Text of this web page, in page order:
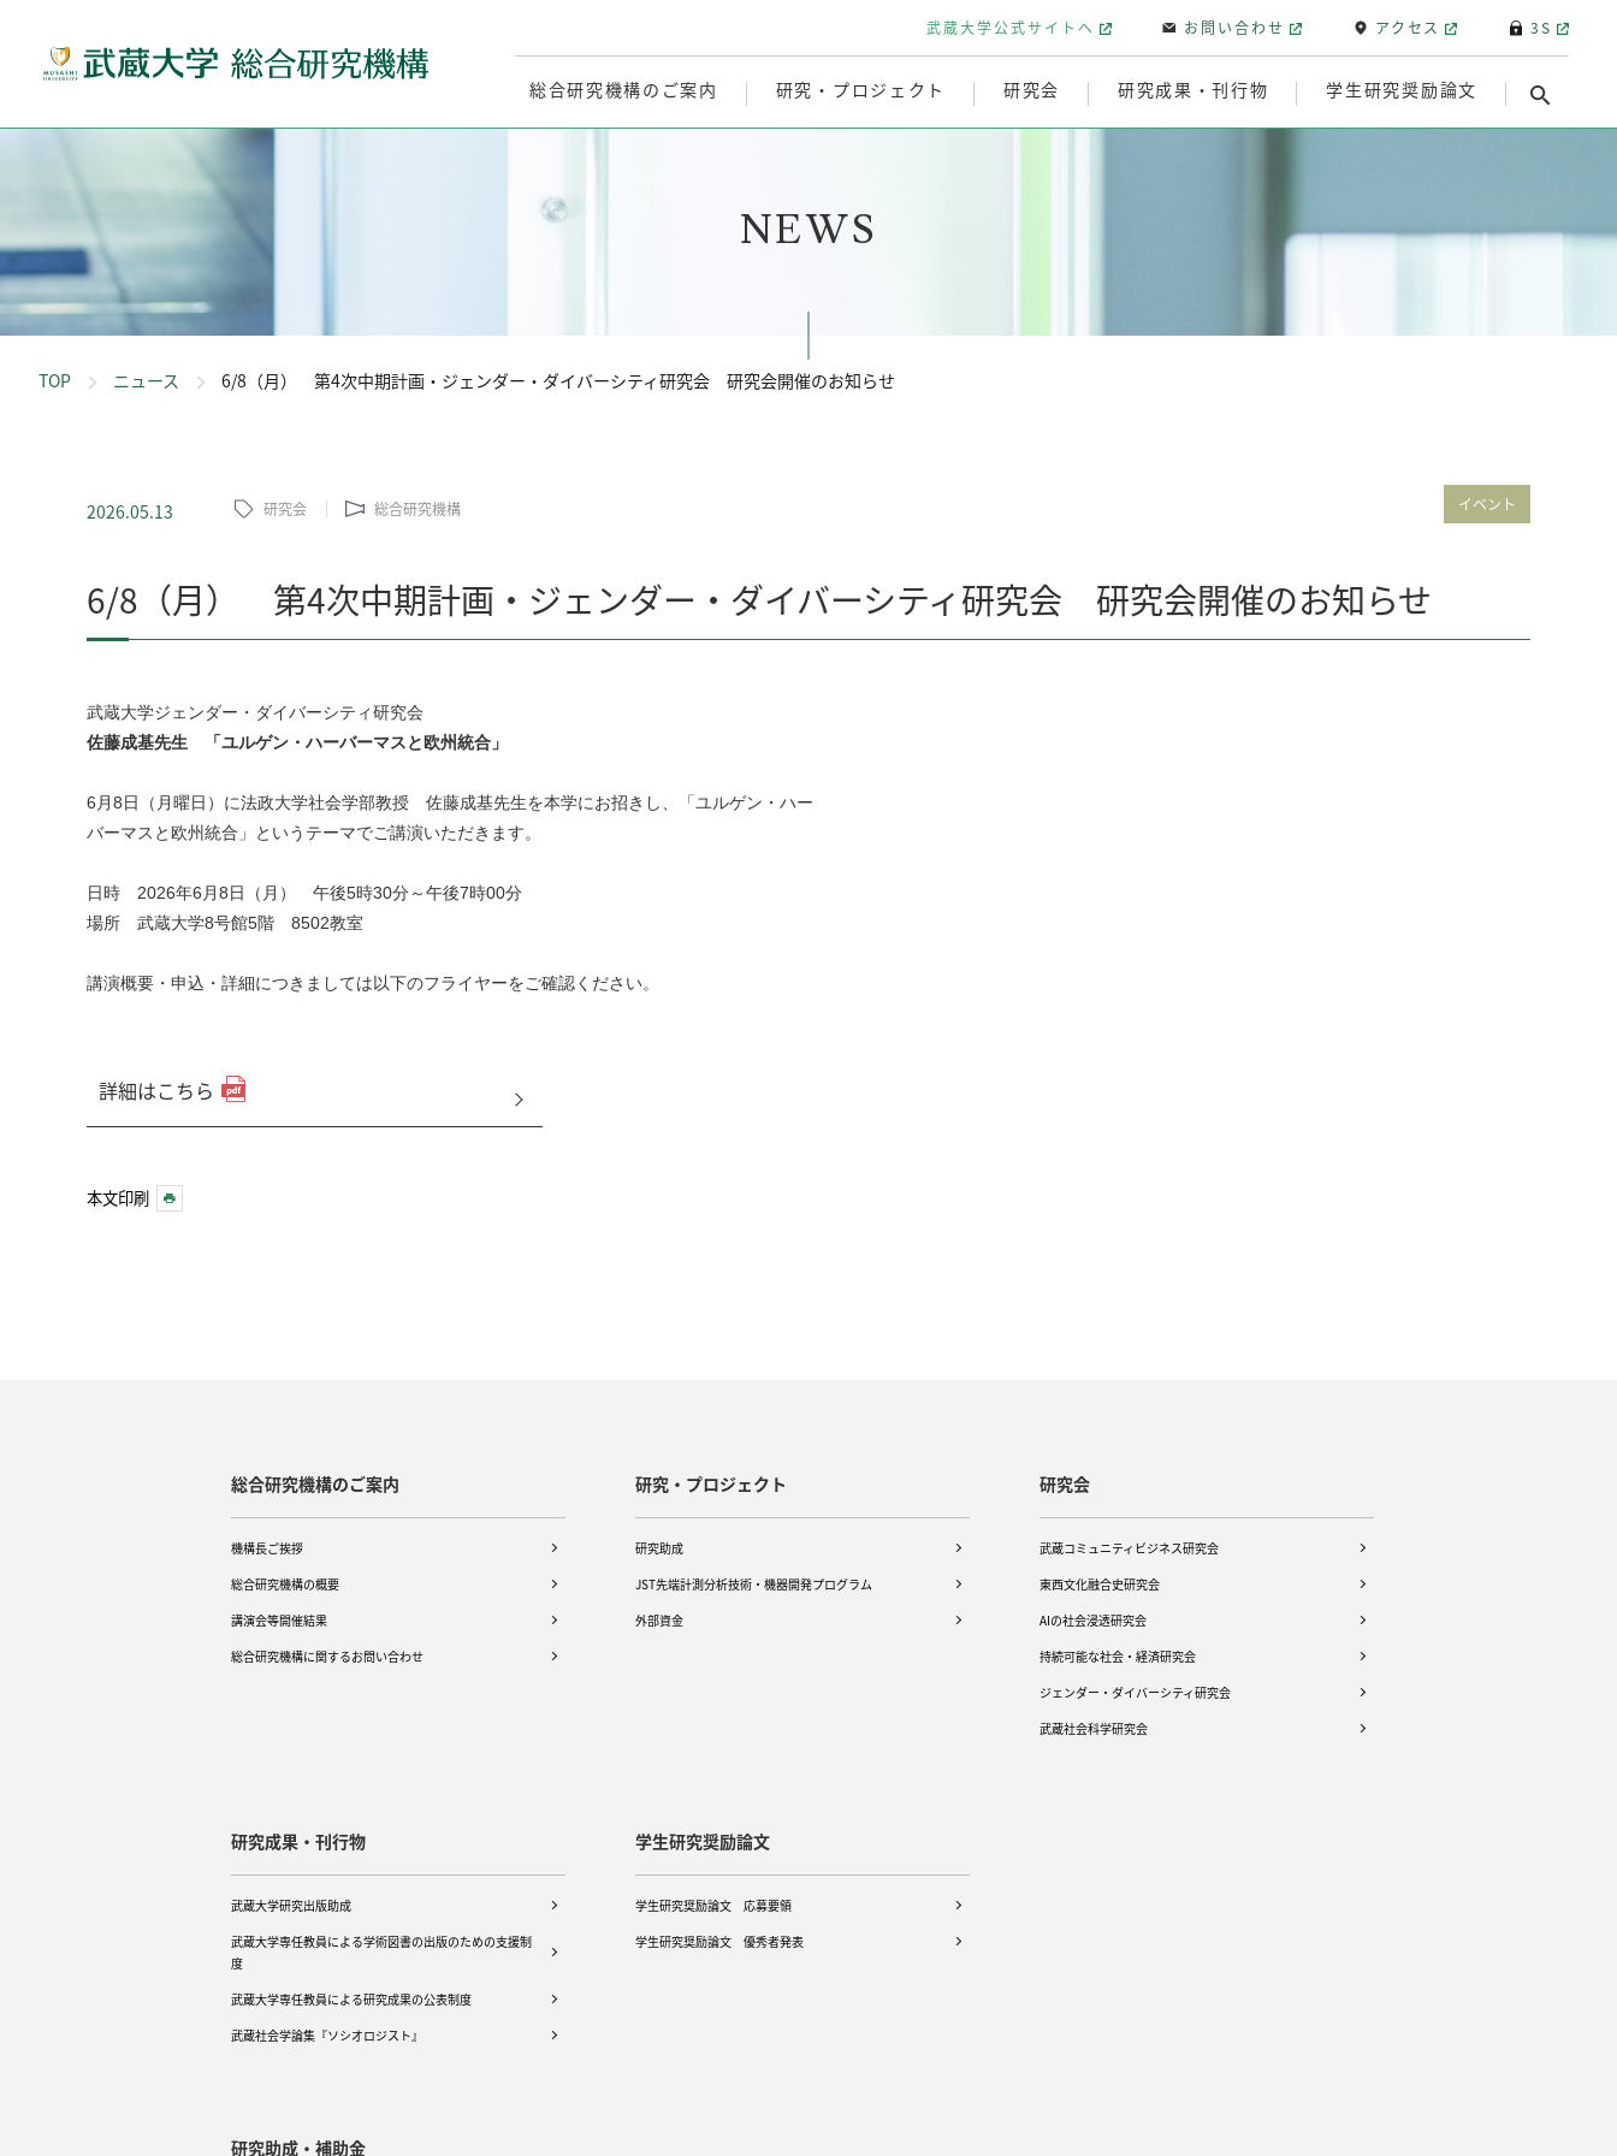
総合研究機構のご案内 研究・プロジェクト 研究会 研究成果・刊行物 学生研究奨励論文
武蔵大学公式サイトへ お問い合わせ アクセス 3S
NEWS
TOP ニュース 6/8（月） 第4次中期計画・ジェンダー・ダイバーシティ研究会 研究会開催のお知らせ
2026.05.13 研究会 総合研究機構 イベント
6/8（月） 第4次中期計画・ジェンダー・ダイバーシティ研究会 研究会開催のお知らせ
武蔵大学ジェンダー・ダイバーシティ研究会
佐藤成基先生 「ユルゲン・ハーバーマスと欧州統合」
6月8日（月曜日）に法政大学社会学部教授 佐藤成基先生を本学にお招きし、「ユルゲン・ハー
バーマスと欧州統合」というテーマでご講演いただきます。
日時 2026年6月8日（月） 午後5時30分～午後7時00分
場所 武蔵大学8号館5階 8502教室
講演概要・申込・詳細につきましては以下のフライヤーをご確認ください。
詳細はこちら
本文印刷
総合研究機構のご案内
機構長ご挨拶
総合研究機構の概要
講演会等開催結果
総合研究機構に関するお問い合わせ
研究・プロジェクト
研究助成
JST先端計測分析技術・機器開発プログラム
外部資金
研究会
武蔵コミュニティビジネス研究会
東西文化融合史研究会
AIの社会浸透研究会
持続可能な社会・経済研究会
ジェンダー・ダイバーシティ研究会
武蔵社会科学研究会
研究成果・刊行物
武蔵大学研究出版助成
武蔵大学専任教員による学術図書の出版のための支援制
度
武蔵大学専任教員による研究成果の公表制度
武蔵社会学論集『ソシオロジスト』
学生研究奨励論文
学生研究奨励論文 応募要領
学生研究奨励論文 優秀者発表
研究助成・補助金